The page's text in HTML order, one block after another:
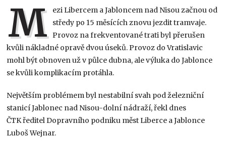
M ezi Libercem a Jabloncem nad Nisou začnou od
středy po 15 měsících znovu jezdit tramvaje.
Provoz na frekventované trati byl přerušen
kvůli nákladné opravě dvou úseků. Provoz do Vratislavic
mohl být obnoven už v půlce dubna, ale výluka do Jablonce
se kvůli komplikacím protáhla.
Největším problémem byl nestabilní svah pod železniční
stanicí Jablonec nad Nisou-dolní nádraží, řekl dnes
ČTK ředitel Dopravního podniku měst Liberce a Jablonce
Luboš Wejnar.